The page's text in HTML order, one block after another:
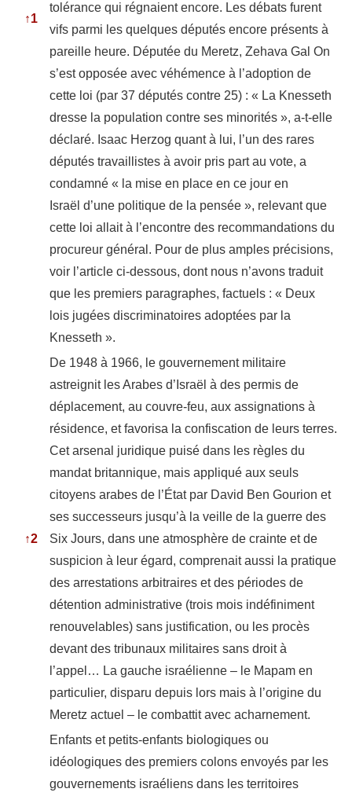
↑1
tolérance qui régnaient encore. Les débats furent
vifs parmi les quelques députés encore présents à
pareille heure. Députée du Meretz, Zehava Gal On
s’est opposée avec véhémence à l’adoption de
cette loi (par 37 députés contre 25) : « La Knesseth
dresse la population contre ses minorités », a-t-elle
déclaré. Isaac Herzog quant à lui, l’un des rares
députés travaillistes à avoir pris part au vote, a
condamné « la mise en place en ce jour en
Israël d’une politique de la pensée », relevant que
cette loi allait à l’encontre des recommandations du
procureur général. Pour de plus amples précisions,
voir l’article ci-dessous, dont nous n’avons traduit
que les premiers paragraphes, factuels : « Deux
lois jugées discriminatoires adoptées par la
Knesseth ».
↑2
De 1948 à 1966, le gouvernement militaire
astreignit les Arabes d’Israël à des permis de
déplacement, au couvre-feu, aux assignations à
résidence, et favorisa la confiscation de leurs terres.
Cet arsenal juridique puisé dans les règles du
mandat britannique, mais appliqué aux seuls
citoyens arabes de l’État par David Ben Gourion et
ses successeurs jusqu’à la veille de la guerre des
Six Jours, dans une atmosphère de crainte et de
suspicion à leur égard, comprenait aussi la pratique
des arrestations arbitraires et des périodes de
détention administrative (trois mois indéfiniment
renouvelables) sans justification, ou les procès
devant des tribunaux militaires sans droit à
l’appel… La gauche israélienne – le Mapam en
particulier, disparu depuis lors mais à l’origine du
Meretz actuel – le combattit avec acharnement.
Enfants et petits-enfants biologiques ou
idéologiques des premiers colons envoyés par les
gouvernements israéliens dans les territoires